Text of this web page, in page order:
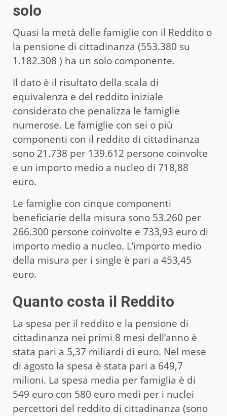
solo
Quasi la metà delle famiglie con il Reddito o
la pensione di cittadinanza (553.380 su
1.182.308 ) ha un solo componente.
Il dato è il risultato della scala di
equivalenza e del reddito iniziale
considerato che penalizza le famiglie
numerose. Le famiglie con sei o più
componenti con il reddito di cittadinanza
sono 21.738 per 139.612 persone coinvolte
e un importo medio a nucleo di 718,88
euro.
Le famiglie con cinque componenti
beneficiarie della misura sono 53.260 per
266.300 persone coinvolte e 733,93 euro di
importo medio a nucleo. L’importo medio
della misura per i single è pari a 453,45
euro.
Quanto costa il Reddito
La spesa per il reddito e la pensione di
cittadinanza nei primi 8 mesi dell’anno è
stata pari a 5,37 miliardi di euro. Nel mese
di agosto la spesa è stata pari a 649,7
milioni. La spesa media per famiglia è di
549 euro con 580 euro medi per i nuclei
percettori del reddito di cittadinanza (sono